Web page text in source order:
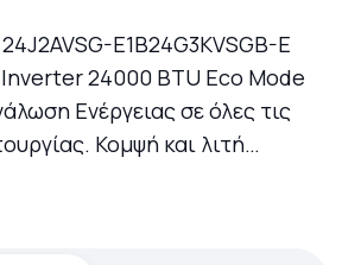
E1B24G3KVSGB-E
Inverter 24000 BTU Eco Mode
Ενέργειας σε όλες τις
Κομψή και λιτή…